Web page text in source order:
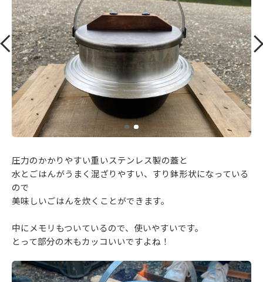
圧力のかかりやすい重いステンレス製の蓋と
水とごはんがうまく混ざりやすい、すり鉢形状になっている
ので
美味しいごはんを炊くことができます。
中にメモリもついているので、使いやすいです。
とって部分の木もカッコいいですよね！